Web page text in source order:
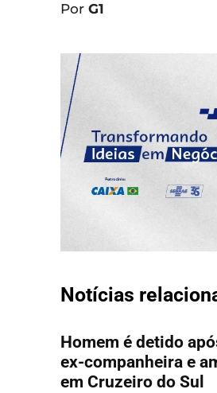
Por G1
Notícias
Homem é detido
ex-companheira e
em Cruzeiro do Sul